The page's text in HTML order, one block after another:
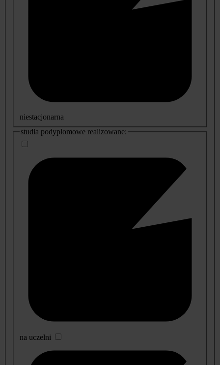
niestacjonarna
studia podyplomowe realizowane:
na uczelni